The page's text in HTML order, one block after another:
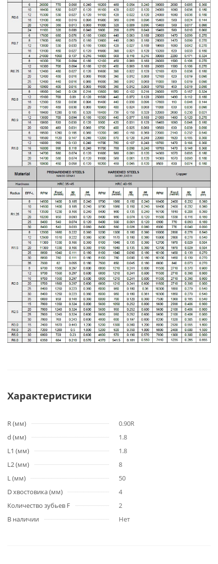
Характеристики
R (мм)
0.90R
d (мм)
1.8
L1 (мм)
1.8
L2 (мм)
8
L (мм)
50
D хвостовика (мм)
4
Количество зубьев F
2
В наличии
Нет